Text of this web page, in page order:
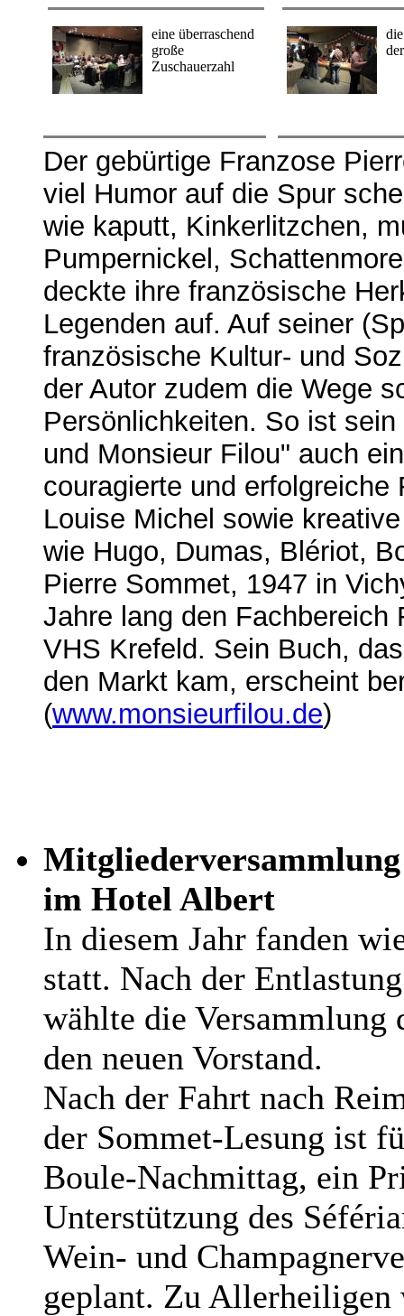
eine überraschend
große
Zuschauerzahl
Der gebürtige Franzose
viel Humor auf die Spur
wie kaputt, Kinkerlitzchen,
Pumpernickel,
deckte ihre französische
Legenden auf. Auf seiner
französische Kultur- und
der Autor zudem die Wege
Persönlichkeiten. So ist
und Monsieur Filou" auch
couragierte und
Louise Michel sowie
wie Hugo, Dumas, Blériot,
Pierre Sommet, 1947 in
Jahre lang den Fachbereich
VHS Krefeld. Sein Buch,
den Markt kam, erscheint
(www.monsieurfilou.de)
Mitgliederversammlung
im Hotel Albert
In diesem Jahr fanden
statt. Nach der
wählte die Versammlung
den neuen Vorstand.
Nach der Fahrt nach
der Sommet-Lesung ist
Boule-Nachmittag, ein
Unterstützung des
Wein- und
geplant. Zu